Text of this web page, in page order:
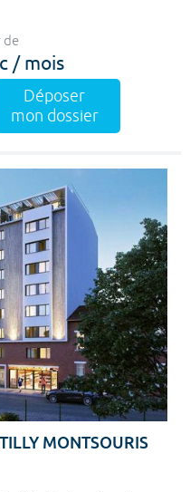
de
/ mois
Déposer
mon dossier
MONTSOURIS